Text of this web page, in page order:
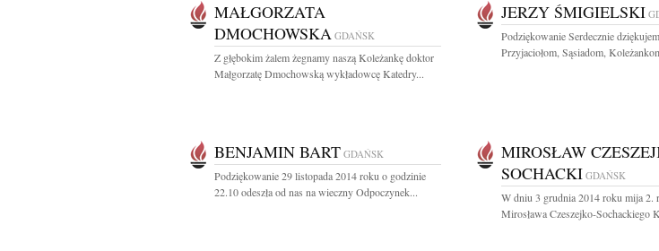
MAŁGORZATA
DMOCHOWSKA GDAŃSK
Z głębokim żalem żegnamy naszą Koleżankę doktor
Małgorzatę Dmochowską wykładowcę Katedry...
JERZY ŚMIGIELSKI
Podziękowanie Serdecznie
Przyjaciołom, Sąsiadom,
BENJAMIN BART GDAŃSK
Podziękowanie 29 listopada 2014 roku o godzinie
22.10 odeszła od nas na wieczny Odpoczynek...
MIROSŁAW
SOCHACKI GDAŃSK
W dniu 3 grudnia 2014 roku mija 2.
Mirosława Czeszejko-Sochackiego